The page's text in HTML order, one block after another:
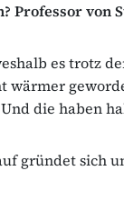
Professor von
es trotz
wärmer
die haben
gründet sich